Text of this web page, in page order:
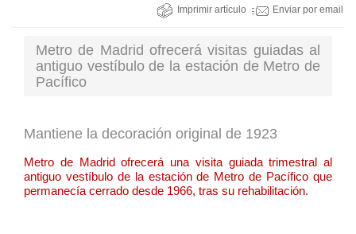
Imprimir artículo Enviar por email
Metro de Madrid ofrecerá visitas guiadas al
antiguo vestíbulo de la estación de Metro de
Pacífico
Mantiene la decoración original de 1923
Metro de Madrid ofrecerá una visita guiada trimestral al
antiguo vestíbulo de la estación de Metro de Pacífico que
permanecía cerrado desde 1966, tras su rehabilitación.